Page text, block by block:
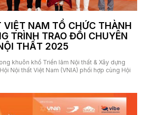
VIỆT NAM TỔ CHỨC THÀNH
TRÌNH TRAO ĐỔI CHUYÊN
THẤT 2025
khuôn khổ Triển lãm Nội thất & Xây dựng
Nội thất Việt Nam (VNIA) phối hợp cùng Hội